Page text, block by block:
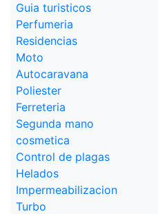
Guia turisticos
Perfumeria
Residencias
Moto
Autocaravana
Poliester
Ferreteria
Segunda mano
cosmetica
Control de plagas
Helados
Impermeabilizacion
Turbo